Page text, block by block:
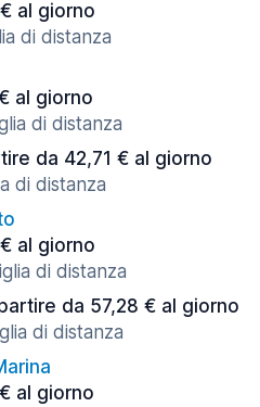
al giorno
di distanza
al giorno
di distanza
da 42,71 € al giorno
di distanza
al giorno
di distanza
da 57,28 € al giorno
di distanza
al giorno